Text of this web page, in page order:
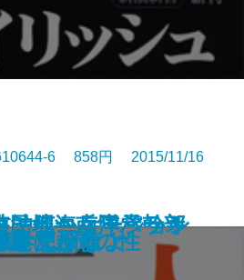
縄海兵隊元幹部
人、幸福な人
解く
ズ学
はダメになる
ヨーロッパ
と共謀した男―
は何か―日常から
家の一族』
6 858円 2015/11/16
葉 人間の性
ミュニケーション
と思うなよ
義
民地―南洋パラオ
ソばかり
学史探偵